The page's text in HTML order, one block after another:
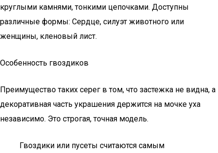
круглыми камнями, тонкими цепочками. Доступны
различные формы: Сердце, силуэт животного или
женщины, кленовый лист.
Особенность гвоздиков
Преимущество таких серег в том, что застежка не видна, а
декоративная часть украшения держится на мочке уха
независимо. Это строгая, точная модель.
Гвоздики или пусеты считаются самым